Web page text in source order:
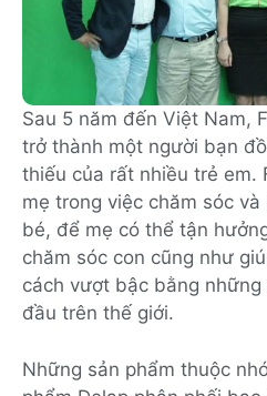
Sau 5 năm đến Việt Nam,
trở thành một người bạn
thiếu của rất nhiều trẻ em.
mẹ trong việc chăm sóc
bé, để mẹ có thể tận
chăm sóc con cũng như
cách vượt bậc bằng
đầu trên thế giới.
Những sản phẩm thuộc